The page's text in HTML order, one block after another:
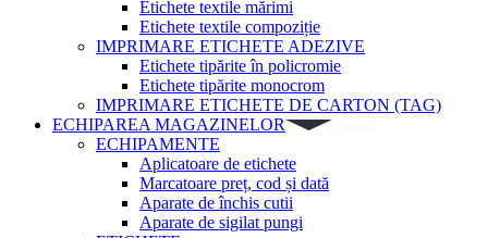
Etichete textile mărimi
Etichete textile compoziție
IMPRIMARE ETICHETE ADEZIVE
Etichete tipărite în policromie
Etichete tipărite monocrom
IMPRIMARE ETICHETE DE CARTON (TAG)
ECHIPAREA MAGAZINELOR
ECHIPAMENTE
Aplicatoare de etichete
Marcatoare preț, cod și dată
Aparate de închis cutii
Aparate de sigilat pungi